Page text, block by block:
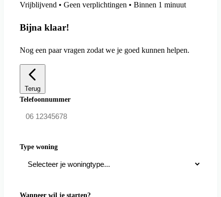
Vrijblijvend • Geen verplichtingen • Binnen 1 minuut
Bijna klaar!
Nog een paar vragen zodat we je goed kunnen helpen.
Terug
Telefoonnummer
Type woning
Wanneer wil je starten?